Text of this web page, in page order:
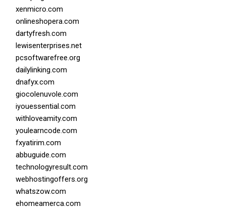
xenmicro.com
onlineshopera.com
dartyfresh.com
lewisenterprises.net
pcsoftwarefree.org
dailylinking.com
dnafyx.com
giocolenuvole.com
iyouessential.com
withloveamity.com
youlearncode.com
fxyatirim.com
abbuguide.com
technologyresult.com
webhostingoffers.org
whatszow.com
ehomeamerca.com